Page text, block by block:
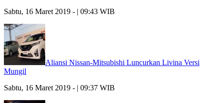
Sabtu, 16 Maret 2019 - | 09:43 WIB
Aliansi Nissan-Mitsubishi Luncurkan Livina Versi
Mungil
Sabtu, 16 Maret 2019 - | 09:37 WIB